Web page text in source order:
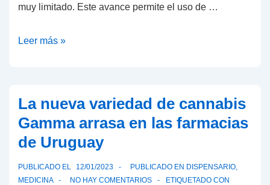
muy limitado. Este avance permite el uso de …
Avances
del
cannabis
medicinal
España:
Leer más »
La nueva variedad de cannabis
Gamma arrasa en las farmacias
de Uruguay
PUBLICADO EL 12/01/2023 PUBLICADO EN DISPENSARIO,
MEDICINA
NO HAY COMENTARIOS
ETIQUETADO CON